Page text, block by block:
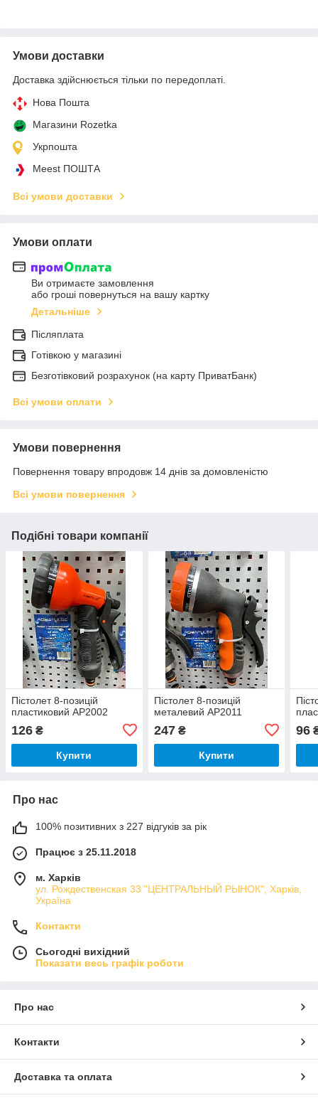
Умови доставки
Доставка здійснюється тільки по передоплаті.
Нова Пошта
Магазини Rozetka
Укрпошта
Meest ПОШТА
Всі умови доставки
Умови оплати
Ви отримаєте замовлення
або гроші повернуться на вашу картку
Детальніше
Післяплата
Готівкою у магазині
Безготівковий розрахунок (на карту ПриватБанк)
Всі умови оплати
Умови повернення
Повернення товару впродовж 14 днів за домовленістю
Всі умови повернення
Подібні товари компанії
Пістолет 8-позицій
пластиковий АР2002
126 ₴
Купити
Пістолет 8-позицій
металевий АР2011
247₴
Купити
96
Про нас
100% позитивних з 227 відгуків за рік
Працює з 25.11.2018
м. Харків
ул. Рождественская 33 "ЦЕНТРАЛЬНЫЙ РЫНОК", Харків,
Україна
Контакти
Сьогодні вихідний
Показати весь графік роботи
Про нас
Контакти
Доставка та оплата